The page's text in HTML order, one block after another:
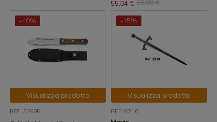
55,04 € 68,80 €
-40%
Visualizza prodotto
REF: 32605
-15%
Visualizza prodotto
REF: 8210